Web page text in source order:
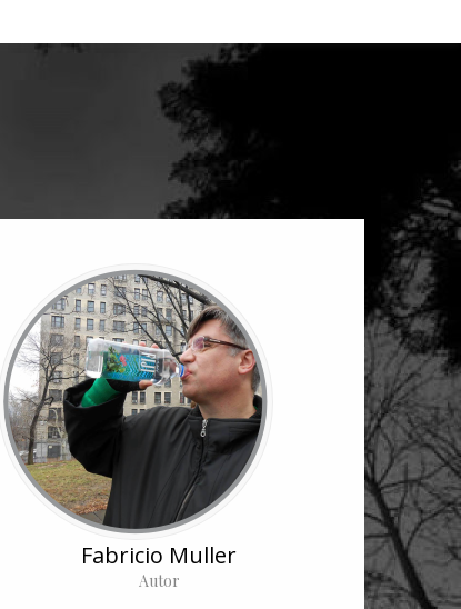
Fabricio Muller
Autor